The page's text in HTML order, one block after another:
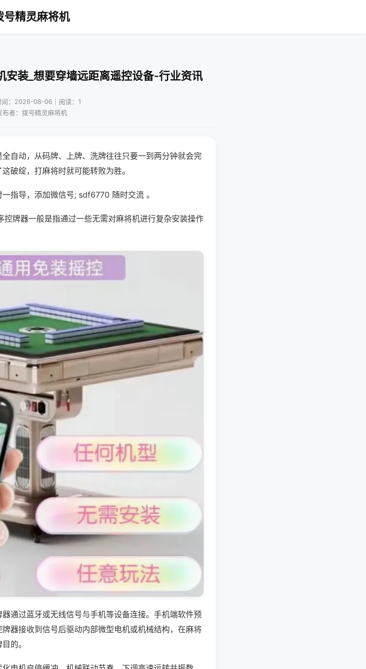
号精灵麻将机
安装_想要穿墙远距离遥控设备-行业资讯
间：2026-08-06｜阅读：1
布者：拨号精灵麻将机
自动，从码牌、上牌、洗牌往往只要一到两分钟就会完
破绽，打麻将时就可能转败为胜。
指导，添加微信号; sdf6770 随时交流 。
牌器一般是指通过一些无需对麻将机进行复杂安装操作
通过蓝牙或无线信号与手机等设备连接。手机端软件预
器接收到信号后驱动内部微型电机或机械结构，在麻将
的。